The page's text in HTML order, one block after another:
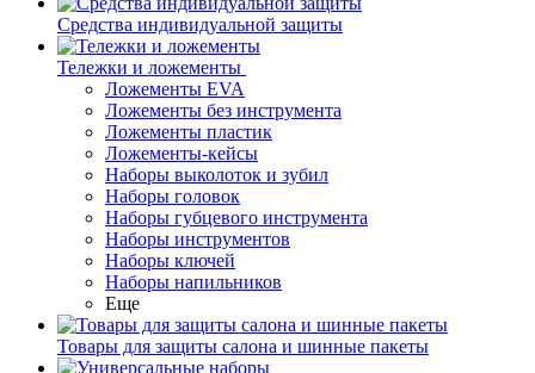
Средства индивидуальной защиты
Тележки и ложементы
Ложементы EVA
Ложементы без инструмента
Ложементы пластик
Ложементы-кейсы
Наборы выколоток и зубил
Наборы головок
Наборы губцевого инструмента
Наборы инструментов
Наборы ключей
Наборы напильников
Еще
Товары для защиты салона и шинные пакеты